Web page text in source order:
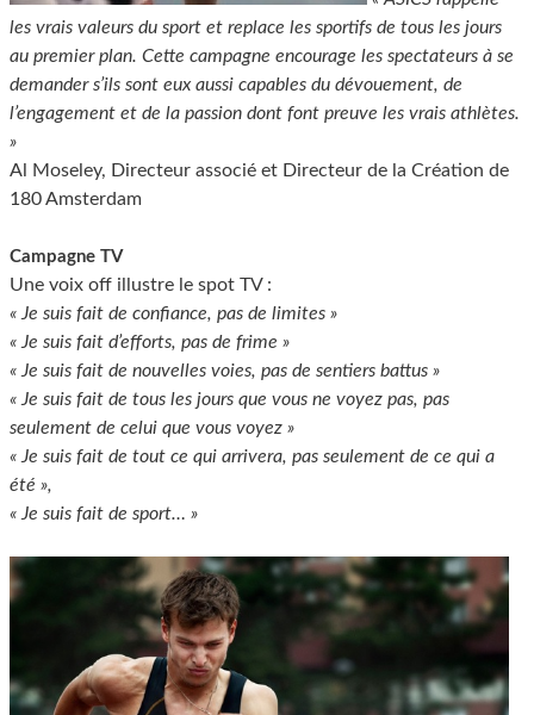
les vrais valeurs du sport et replace les sportifs de tous les jours
au premier plan. Cette campagne encourage les spectateurs à se
demander s’ils sont eux aussi capables du dévouement, de
l’engagement et de la passion dont font preuve les vrais athlètes.
»
Al Moseley, Directeur associé et Directeur de la Création de
180 Amsterdam
Campagne TV
Une voix off illustre le spot TV :
« Je suis fait de confiance, pas de limites »
« Je suis fait d’efforts, pas de frime »
« Je suis fait de nouvelles voies, pas de sentiers battus »
« Je suis fait de tous les jours que vous ne voyez pas, pas
seulement de celui que vous voyez »
« Je suis fait de tout ce qui arrivera, pas seulement de ce qui a
été »,
« Je suis fait de sport… »